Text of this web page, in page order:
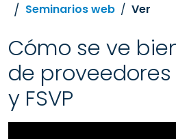
Seminarios web
Ver
Cómo se ve
de
y FSVP